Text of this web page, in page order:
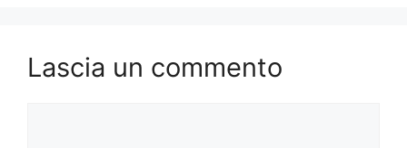
Lascia un commento